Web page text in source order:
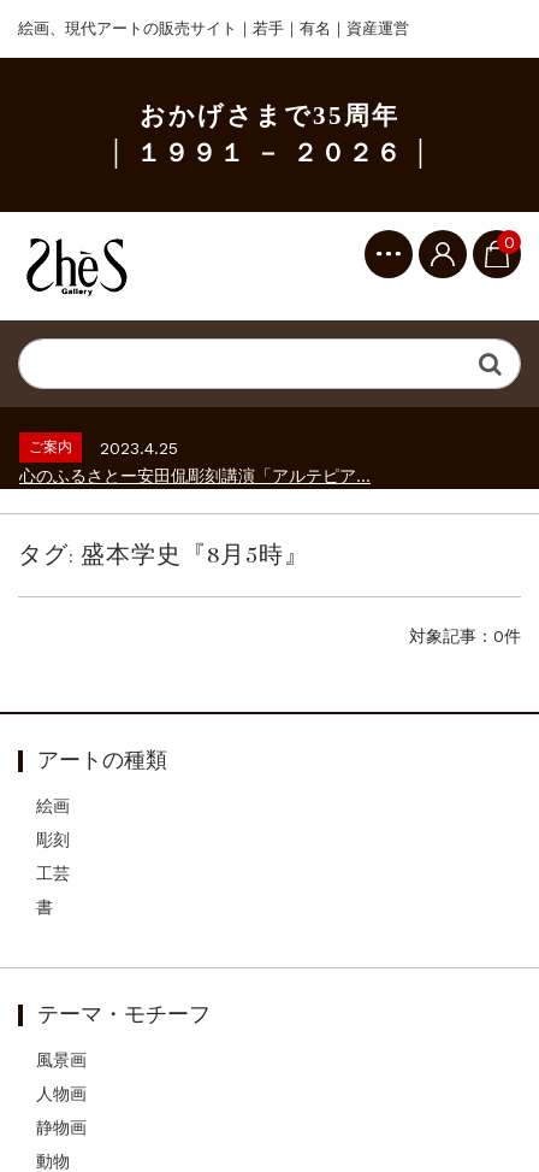
絵画、現代アートの販売サイト｜若手｜有名｜資産運営
おかげさまで35周年
│ １９９１ － ２０２６ │
0
ギャラリーシーズ「秋の美術散歩 京都・大...
ご案内
2026.2.17
ご案内
2023.4.25
心のふるさとー安田侃彫刻講演「アルテピア...
ご案内
2026.2.17
タグ:盛本学史『8月5時』
対象記事：0件
アートの種類
絵画
彫刻
工芸
書
テーマ・モチーフ
風景画
人物画
静物画
動物